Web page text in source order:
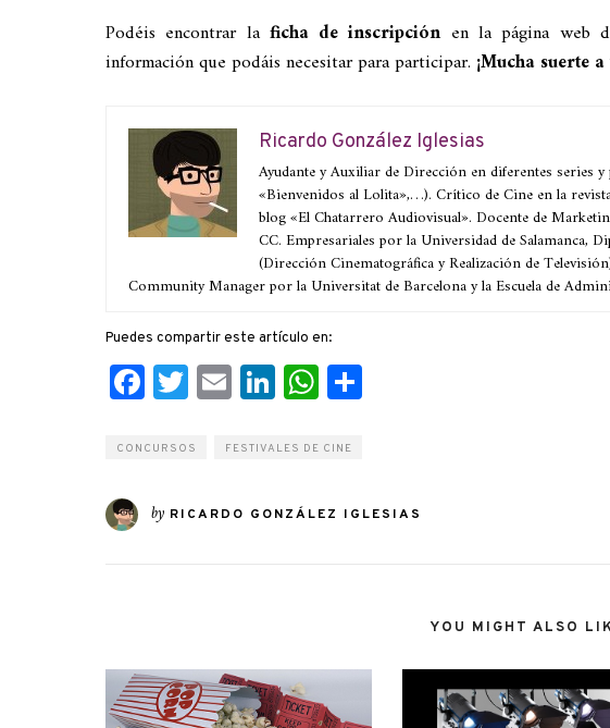
Podéis encontrar la ficha de inscripciónen la página web
información que podáis necesitar para participar. ¡Mucha suerte
Ricardo González Iglesias
Ayudante y Auxiliar de Dirección en diferentes series
«Bienvenidos al Lolita»,…). Crítico de Cine en la
blog «El Chatarrero Audiovisual». Docente de
CC. Empresariales por la Universidad de Salamanca,
(Dirección Cinematográfica y Realización de
Community Manager por la Universitat de Barcelona y la Escuela de
Puedes compartir este artículo en:
Facebook
Twitter
EmailLinkedIn
WhatsApp
CONCURSOS FESTIVALES DE CINE
by RICARDO GONZÁLEZ IGLESIAS
YOU MIGHT ALSO